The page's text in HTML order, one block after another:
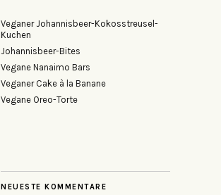
Veganer Johannisbeer-Kokosstreusel-
Kuchen
Johannisbeer-Bites
Vegane Nanaimo Bars
Veganer Cake à la Banane
Vegane Oreo-Torte
NEUESTE KOMMENTARE